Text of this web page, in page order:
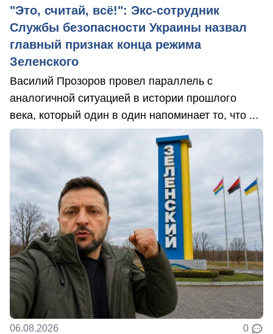
"Это, считай, всё!": Экс-сотрудник
Службы безопасности Украины назвал
главный признак конца режима
Зеленского
Василий Прозоров провел параллель с
аналогичной ситуацией в истории прошлого
века, который один в один напоминает то, что ...
06.08.2026 0